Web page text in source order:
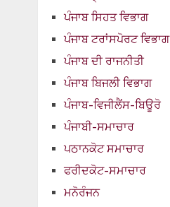
ਪੰਜਾਬ ਸਿਹਤ ਵਿਭਾਗ
ਪੰਜਾਬ ਟਰਾਂਸਪੋਰਟ ਵਿਭਾਗ
ਪੰਜਾਬ ਦੀ ਰਾਜਨੀਤੀ
ਪੰਜਾਬ ਬਿਜਲੀ ਵਿਭਾਗ
ਪੰਜਾਬ-ਵਿਜੀਲੈਂਸ-ਬਿਊਰੋ
ਪੰਜਾਬੀ-ਸਮਾਚਾਰ
ਪਠਾਨਕੋਟ ਸਮਾਚਾਰ
ਫਰੀਦਕੋਟ-ਸਮਾਚਾਰ
ਮਨੋਰੰਜਨ